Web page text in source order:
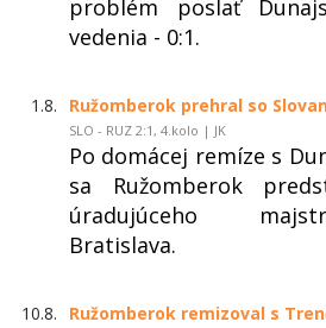
problém poslať
vedenia - 0:1.
1.8. Ružomberok prehral so
SLO - RUZ 2:1, 4.kolo | JK
Po domácej remíze s
sa Ružomberok
úradujúceho
Bratislava.
10.8. Ružomberok remizoval s